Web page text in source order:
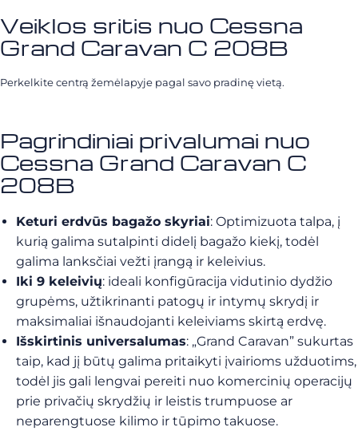
Veiklos sritis nuo Cessna
Grand Caravan C 208B
Perkelkite centrą žemėlapyje pagal savo pradinę vietą.
Pagrindiniai privalumai nuo
Cessna Grand Caravan C
208B
Keturi erdvūs bagažo skyriai: Optimizuota talpa, į
kurią galima sutalpinti didelį bagažo kiekį, todėl
galima lanksčiai vežti įrangą ir keleivius.
Iki 9 keleivių: ideali konfigūracija vidutinio dydžio
grupėms, užtikrinanti patogų ir intymų skrydį ir
maksimaliai išnaudojanti keleiviams skirtą erdvę.
Išskirtinis universalumas: „Grand Caravan” sukurtas
taip, kad jį būtų galima pritaikyti įvairioms užduotims,
todėl jis gali lengvai pereiti nuo komercinių operacijų
prie privačių skrydžių ir leistis trumpuose ar
neparengtuose kilimo ir tūpimo takuose.